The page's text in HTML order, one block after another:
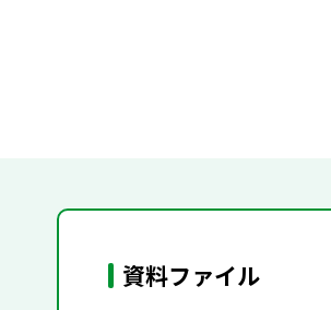
資料ファイル